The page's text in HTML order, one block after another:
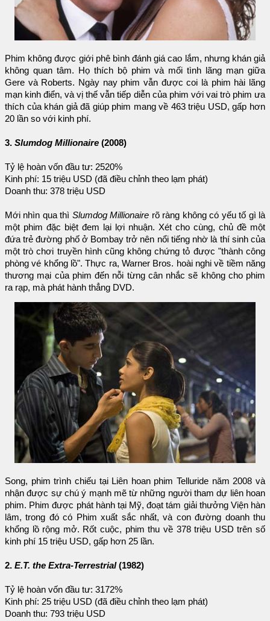
Phim không được giới phê bình đánh giá cao lắm, nhưng khán giả
không quan tâm. Họ thích bộ phim và mối tình lãng mạn giữa
Gere và Roberts. Ngày nay phim vẫn được coi là phim hài lãng
mạn kinh điển, và vị thế vẫn tiếp diễn của phim với vai trò phim ưa
thích của khán giả đã giúp phim mang về 463 triệu USD, gấp hơn
20 lần so với kinh phí.
3. Slumdog Millionaire (2008)
Tỷ lệ hoàn vốn đầu tư: 2520%
Kinh phí: 15 triệu USD (đã điều chỉnh theo lạm phát)
Doanh thu: 378 triệu USD
Mới nhìn qua thì Slumdog Millionaire rõ ràng không có yếu tố gì là
một phim đặc biệt đem lại lợi nhuận. Xét cho cùng, chủ đề một
đứa trẻ đường phố ở Bombay trở nên nổi tiếng nhờ là thí sinh của
một trò chơi truyền hình cũng không chứng tỏ được "thành công
phòng vé khổng lồ". Thực ra, Warner Bros. hoài nghi về tiềm năng
thương mại của phim đến nỗi từng cân nhắc sẽ không cho phim
ra rạp, mà phát hành thẳng DVD.
Song, phim trình chiếu tại Liên hoan phim Telluride năm 2008 và
nhận được sự chú ý mạnh mẽ từ những người tham dự liên hoan
phim. Phim được phát hành tại Mỹ, đoạt tám giải thưởng Viện hàn
lâm, trong đó có Phim xuất sắc nhất, và con đường doanh thu
khổng lồ rộng mở. Rốt cuộc, phim thu về 378 triệu USD trên số
kinh phí 15 triệu USD, gấp hơn 25 lần.
2. E.T. the Extra-Terrestrial(1982)
Tỷ lệ hoàn vốn đầu tư: 3172%
Kinh phí: 25 triệu USD (đã điều chỉnh theo lạm phát)
Doanh thu: 793 triệu USD